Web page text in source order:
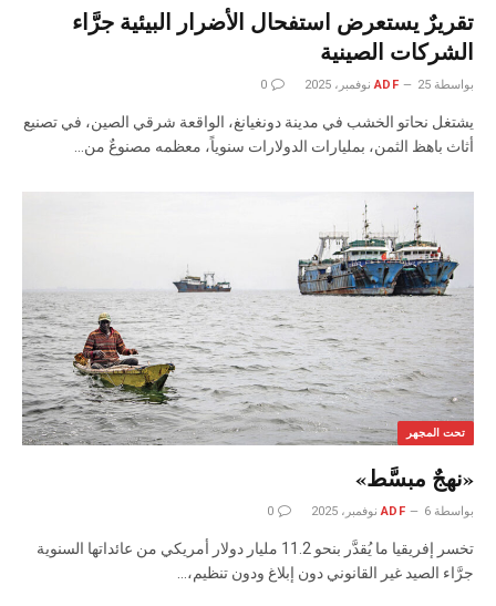
تقريرٌ يستعرض استفحال الأضرار البيئية جرَّاء
الشركات الصينية
بواسطة ADF 25 نوفمبر، 2025 0
يشتغل نحاتو الخشب في مدينة دونغيانغ، الواقعة شرقي الصين، في تصنيع
أثاث باهظ الثمن، بمليارات الدولارات سنوياً، معظمه مصنوعٌ من…
تحت المجهر
«نهجٌ مبسَّط»
بواسطة ADF 6 نوفمبر، 2025 0
‬جرَّاء‭ ‬الصيد‭ ‬غير‭ ‬القانوني‭ ‬دون‭ ‬إبلاغ‭ ‬ودون‭ ‬تنظيم،‭…